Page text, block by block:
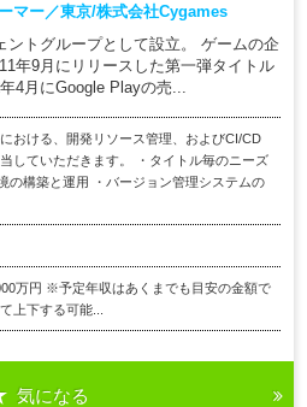
マー／東京/株式会社Cygames
ントグループとして設立。 ゲームの企
年9月にリリースした第一弾タイトル
4月にGoogle Playの売...
おける、開発リソース管理、およびCI/CD
していただきます。 ・タイトル毎のニーズ
の構築と運用 ・バージョン管理システムの
万円 ※予定年収はあくまでも目安の金額で
上下する可能...
気になる